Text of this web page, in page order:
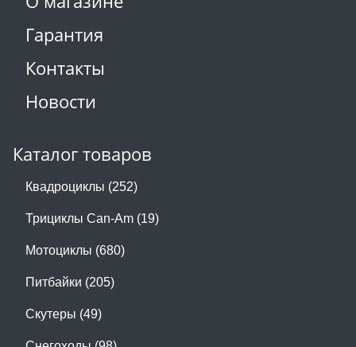
Гарантия
Контакты
Новости
Каталог товаров
Квадроциклы (252)
Трициклы Can-Am (19)
Мотоциклы (680)
Питбайки (205)
Скутеры (49)